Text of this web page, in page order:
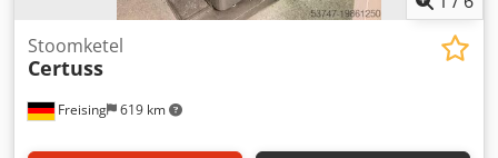
Freising 619 km
Stoomketel
Certuss